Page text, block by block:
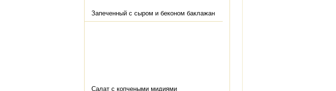
Запеченный с сыром и беконом баклажан
Салат с копчеными мидиями